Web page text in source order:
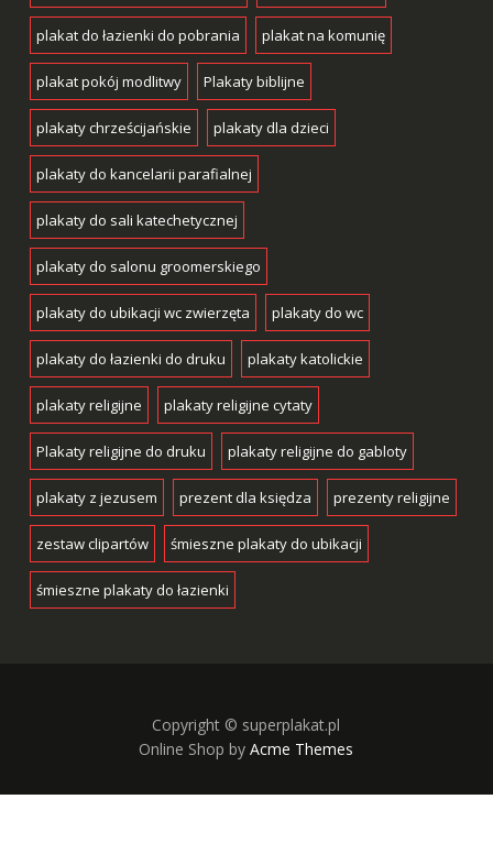
plakat do łazienki do pobrania plakat na komunię
plakat pokój modlitwy Plakaty biblijne
plakaty chrześcijańskie plakaty dla dzieci
plakaty do kancelarii parafialnej
plakaty do sali katechetycznej
plakaty do salonu groomerskiego
plakaty do ubikacji wc zwierzęta plakaty do wc
plakaty do łazienki do druku plakaty katolickie
plakaty religijne plakaty religijne cytaty
Plakaty religijne do druku plakaty religijne do gabloty
plakaty z jezusem prezent dla księdza prezenty religijne
zestaw clipartów śmieszne plakaty do ubikacji
śmieszne plakaty do łazienki
Copyright © superplakat.pl
Online Shop byAcme Themes